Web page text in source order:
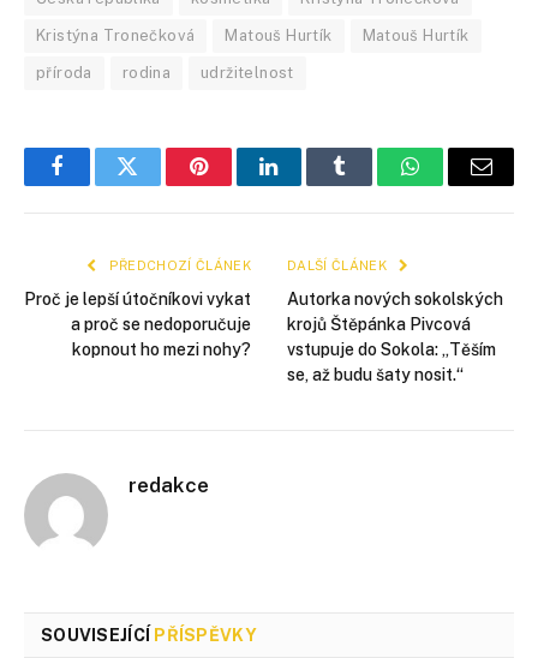
Kristýna Tronečková Matouš Hurtík Matouš Hurtík
příroda rodina udržitelnost
FacebookTwitter PinterestLinkedInTumblr WhatsApp
E-
PŘEDCHOZÍ ČLÁNEK
Proč je lepší útočníkovi vykat
a proč se nedoporučuje
kopnout ho mezi nohy?
DALŠÍ ČLÁNEK
Autorka nových sokolských
krojů Štěpánka Pivcová
vstupuje do Sokola: „Těším
se, až budu šaty nosit.“
redakce
SOUVISEJÍCÍ PŘÍSPĚVKY